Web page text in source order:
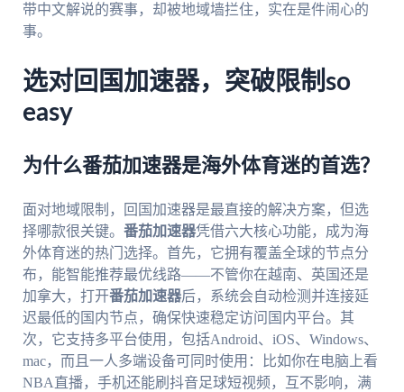
带中文解说的赛事，却被地域墙拦住，实在是件闹心的
事。
选对回国加速器，突破限制so
easy
为什么番茄加速器是海外体育迷的首选？
面对地域限制，回国加速器是最直接的解决方案，但选
择哪款很关键。 番茄加速器凭借六大核心功能，成为海
外体育迷的热门选择。首先，它拥有覆盖全球的节点分
布，能智能推荐最优线路——不管你在越南、英国还是
加拿大，打开番茄加速器后，系统会自动检测并连接延
迟最低的国内节点，确保快速稳定访问国内平台。其
次，它支持多平台使用，包括Android、iOS、Windows、
mac，而且一人多端设备可同时使用：比如你在电脑上看
NBA直播，手机还能刷抖音足球短视频，互不影响，满